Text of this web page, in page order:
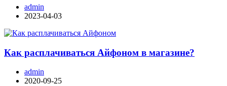
admin
2023-04-03
Как расплачиваться Айфоном в магазине?
admin
2020-09-25